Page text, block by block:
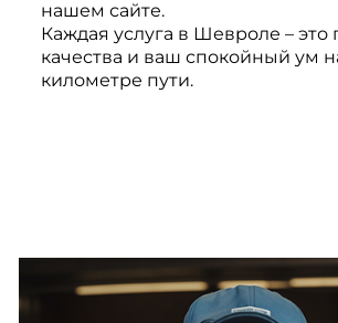
нашем сайте.
Каждая услуга в Шевроле – это
качества и ваш спокойный ум
километре пути.